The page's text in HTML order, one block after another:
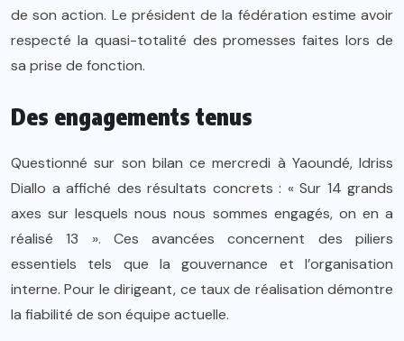
de son action. Le président de la fédération estime avoir
respecté la quasi-totalité des promesses faites lors de
sa prise de fonction.
Des engagements tenus
Questionné sur son bilan ce mercredi à Yaoundé, Idriss
Diallo a affiché des résultats concrets : « Sur 14 grands
axes sur lesquels nous nous sommes engagés, on en a
réalisé 13 ». Ces avancées concernent des piliers
essentiels tels que la gouvernance et l’organisation
interne. Pour le dirigeant, ce taux de réalisation démontre
la fiabilité de son équipe actuelle.